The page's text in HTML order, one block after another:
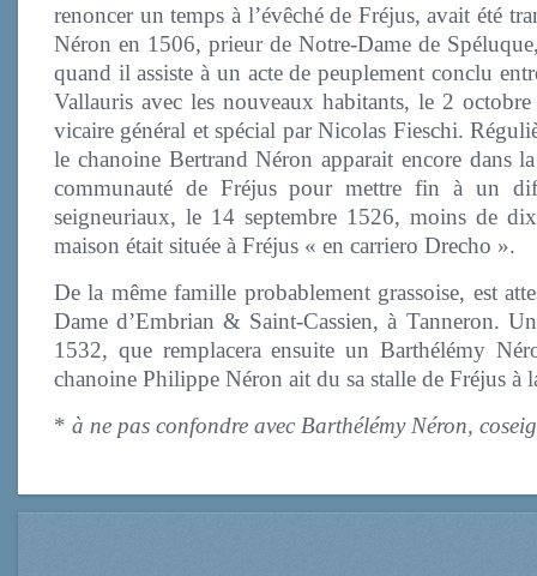
renoncer un temps à l’évêché de Fréjus, avait été
Néron en 1506, prieur de Notre-Dame de
quand il assiste à un acte de peuplement conclu
Vallauris avec les nouveaux habitants, le 2
vicaire général et spécial par Nicolas Fieschi.
le chanoine Bertrand Néron apparait encore dans
communauté de Fréjus pour mettre fin à un
seigneuriaux, le 14 septembre 1526, moins de
maison était située à Fréjus « en carriero Drecho ».
De la même famille probablement grassoise, est
Dame d’Embrian & Saint-Cassien, à Tanneron.
1532, que remplacera ensuite un Barthélémy
chanoine Philippe Néron ait du sa stalle de Fréjus à
* à ne pas confondre avec Barthélémy Néron,